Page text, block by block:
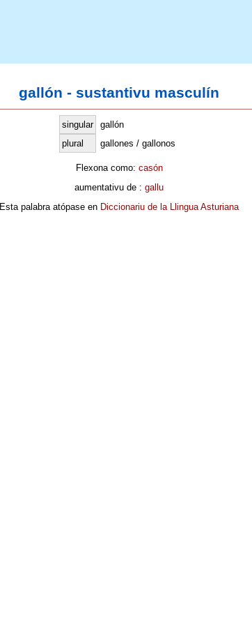
gallón - sustantivu masculín
singular
gallón
plural
gallones / gallonos
Flexona como: casón
aumentativu de : gallu
Esta palabra atópase en Diccionariu de la Llingua Asturiana